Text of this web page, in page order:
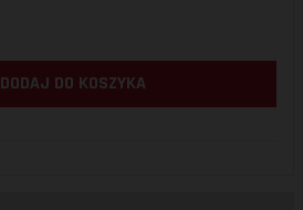
DODAJ DO KOSZYKA